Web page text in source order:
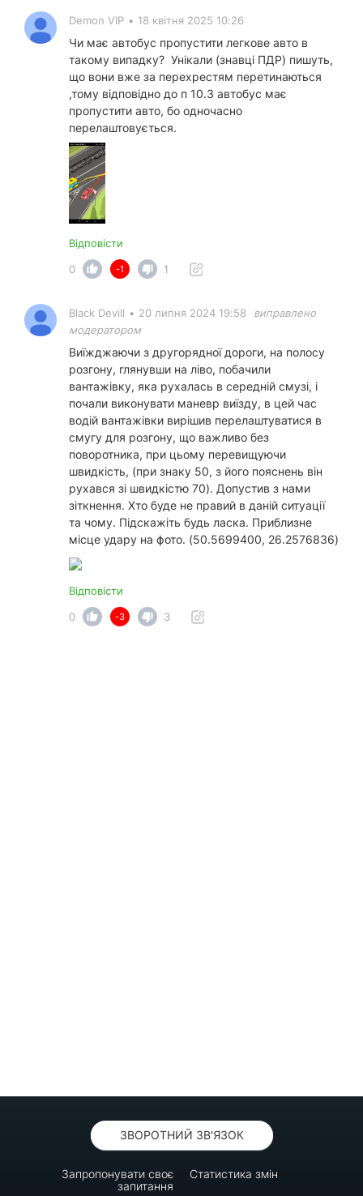
Demon VIP • 18 квітня 2025 10:26
Чи має автобус пропустити легкове авто в
такому випадку? Унікали (знавці ПДР) пишуть,
що вони вже за перехрестям перетинаються
,тому відповідно до п 10.3 автобус має
пропустити авто, бо одночасно
перелаштовується.
Відповісти
0
-1 1
Black Devill • 20 липня 2024 19:58
виправлено
модератором
Виїжджаючи з другорядної дороги, на полосу
розгону, глянувши на ліво, побачили
вантажівку, яка рухалась в середній смузі, і
почали виконувати маневр виїзду, в цей час
водій вантажівки вирішив перелаштуватися в
смугу для розгону, що важливо без
поворотника, при цьому перевищуючи
швидкість, (при знаку 50, з його пояснень він
рухався зі швидкістю 70). Допустив з нами
зіткнення. Хто буде не правий в даній ситуації
та чому. Підскажіть будь ласка. Приблизне
місце удару на фото. (50.5699400, 26.2576836)
Відповісти
0
-3 3
ЗВОРОТНИЙ ЗВ'ЯЗОК
Запропонувати своє
запитання
Статистика змін